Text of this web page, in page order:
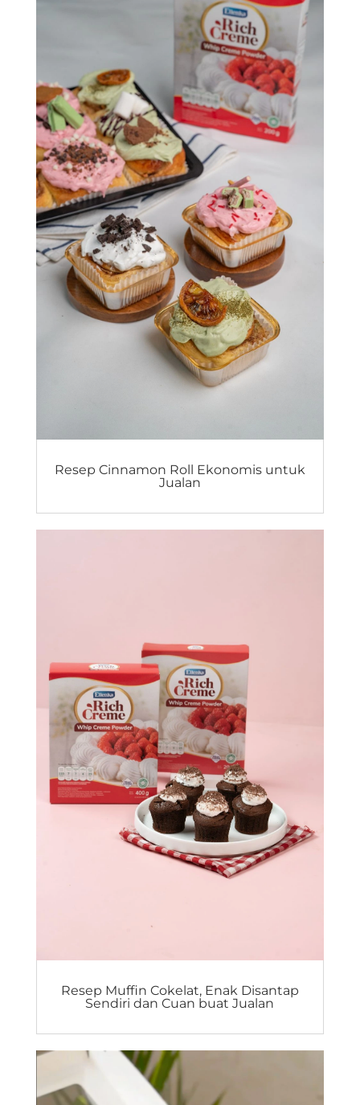
Resep Cinnamon Roll Ekonomis untuk
Jualan
Resep Muffin Cokelat, Enak Disantap
Sendiri dan Cuan buat Jualan